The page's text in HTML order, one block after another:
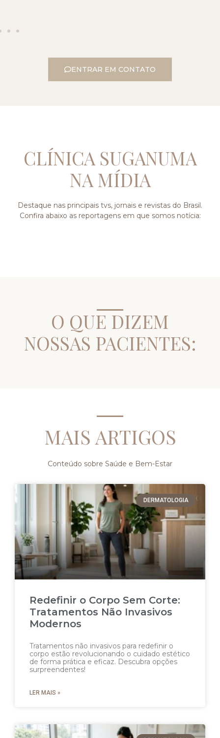
ENTRAR EM CONTATO
CLÍNICA SUGANUMA
NA MÍDIA
Destaque nas principais tvs, jornais e revistas do Brasil.
Confira abaixo as reportagens em que somos notícia:
O QUE DIZEM
NOSSAS PACIENTES:
MAIS ARTIGOS
Conteúdo sobre Saúde e Bem-Estar
DERMATOLOGIA
Redefinir o Corpo Sem Corte:
Tratamentos Não Invasivos
Modernos
Tratamentos não invasivos para redefinir o
corpo estão revolucionando o cuidado estético
de forma prática e eficaz. Descubra opções
surpreendentes!
LER MAIS »